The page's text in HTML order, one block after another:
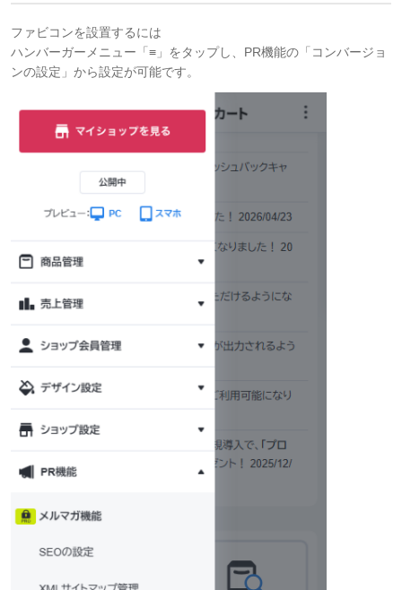
ファビコンを設置するには
ハンバーガーメニュー「≡」をタップし、PR機能の「コンバージョ
ンの設定」から設定が可能です。